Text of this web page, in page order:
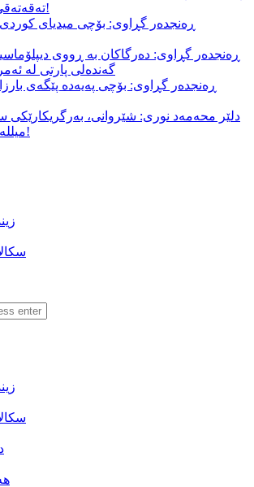
تەقەتەقی لۆری بیرەدا!
ڕەنجدەر گڕاوی: بۆچی میدیای
ڕەنجدەر گڕاوی: دەرگاکان بە ڕووی
گەندەلی پارتی لە
ڕەنجدەر گڕاوی: بۆچی پەیەدە پێگەی
دلێر محەمەد نوری: شێروانی،
میللەتێکی عەنتیکە!